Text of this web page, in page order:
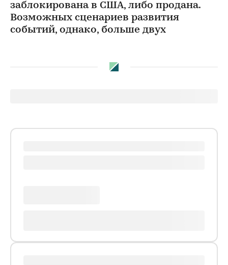
заблокирована в США, либо продана.
Возможных сценариев развития
событий, однако, больше двух